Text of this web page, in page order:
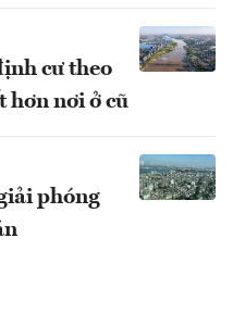
cư theo
hơn nơi ở cũ
phóng